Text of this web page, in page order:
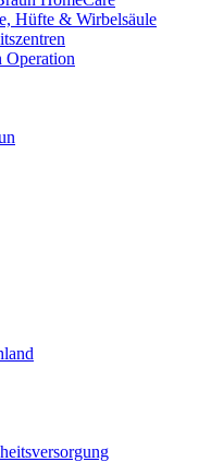
Hüfte & Wirbelsäule
Operation